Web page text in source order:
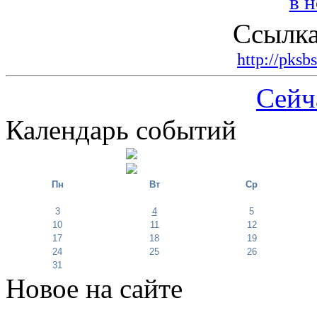
http://
Календарь событий
Пн Вт Ср
3 4
5
10
11
12
17
18
19
24
25
26
31
Новое на сайте